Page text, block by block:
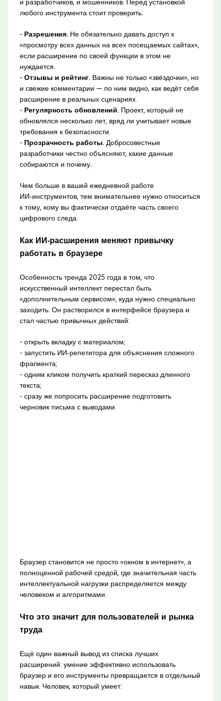
и разработчиков, и мошенников. Перед установкой
любого инструмента стоит проверить:
- Разрешения.Не обязательно давать доступ к
«просмотру всех данных на всех посещаемых сайтах»,
если расширение по своей функции в этом не
нуждается.
- Отзывы и рейтинг.Важны не только «звёздочки», но
и свежие комментарии — по ним видно, как ведёт себя
расширение в реальных сценариях.
- Регулярность обновлений.Проект, который не
обновлялся несколько лет, вряд ли учитывает новые
требования к безопасности.
- Прозрачность работы.Добросовестные
разработчики честно объясняют, какие данные
собираются и почему.
Чем больше в вашей ежедневной работе
ИИ‑инструментов, тем внимательнее нужно относиться
к тому, кому вы фактически отдаёте часть своего
цифрового следа.
Как ИИ‑расширения меняют привычку
работать в браузере
Особенность тренда 2025 года в том, что
искусственный интеллект перестал быть
«дополнительным сервисом», куда нужно специально
заходить. Он растворился в интерфейсе браузера и
стал частью привычных действий:
- открыть вкладку с материалом;
- запустить ИИ‑репетитора для объяснения сложного
фрагмента;
- одним кликом получить краткий пересказ длинного
текста;
- сразу же попросить расширение подготовить
черновик письма с выводами.
Браузер становится не просто «окном в интернет», а
полноценной рабочей средой, где значительная часть
интеллектуальной нагрузки распределяется между
человеком и алгоритмами.
Что это значит для пользователей и рынка
труда
Ещё один важный вывод из списка лучших
расширений: умение эффективно использовать
браузер и его инструменты превращается в отдельный
навык. Человек, который умеет: